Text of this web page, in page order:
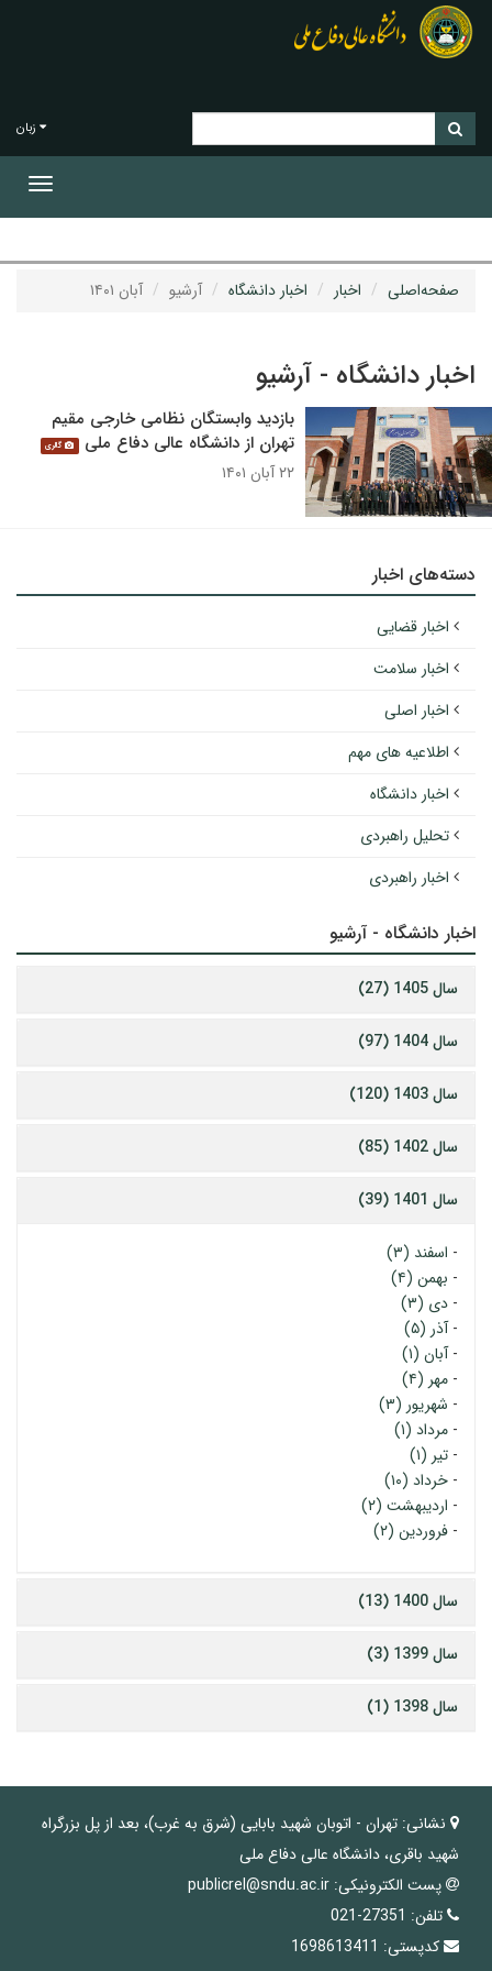
زبان
صفحه‌اصلی اخبار اخبار دانشگاه آرشیو آبان ۱۴۰۱
اخبار دانشگاه - آرشیو
بازدید وابستگان نظامی خارجی مقیم
تهران از دانشگاه عالی دفاع ملی
گالری
۲۲ آبان ۱۴۰۱
دسته‌های اخبار
اخبار قضایی
اخبار سلامت
اخبار اصلی
اطلاعیه های مهم
اخبار دانشگاه
تحلیل راهبردی
اخبار راهبردی
اخبار دانشگاه - آرشیو
سال 1405 (27)
سال 1404 (97)
سال 1403 (120)
سال 1402 (85)
سال 1401 (39)
- اسفند (۳)
- بهمن (۴)
- دی (۳)
-آذر (۵)
-آبان (۱)
- مهر (۴)
- شهریور (۳)
- مرداد (۱)
- تیر (۱)
- خرداد (۱۰)
- اردیبهشت (۲)
- فروردین (۲)
سال 1400 (13)
سال 1399 (3)
سال 1398 (1)
نشانی: تهران - اتوبان شهید بابایی (شرق به غرب)، بعد از پل بزرگراه
شهید باقری، دانشگاه عالی دفاع ملی
پست الکترونیکی: publicrel@sndu.ac.ir
تلفن: 27351-021
کدپستی: 1698613411